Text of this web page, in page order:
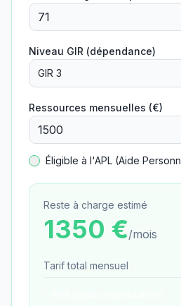
Niveau GIR (dépendance)
GIR 3
Ressources mensuelles (€)
Éligible à l'APL (Aide
Reste à charge estimé
1350 €/mois
Tarif total mensuel